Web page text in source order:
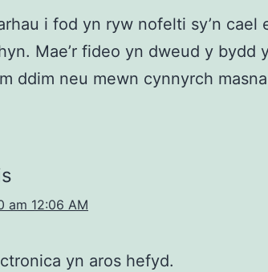
i fod yn ryw nofelti sy’n cael
Mae’r fideo yn dweud y bydd
ddim neu mewn cynnyrch
am 12:06 AM
yn aros hefyd.